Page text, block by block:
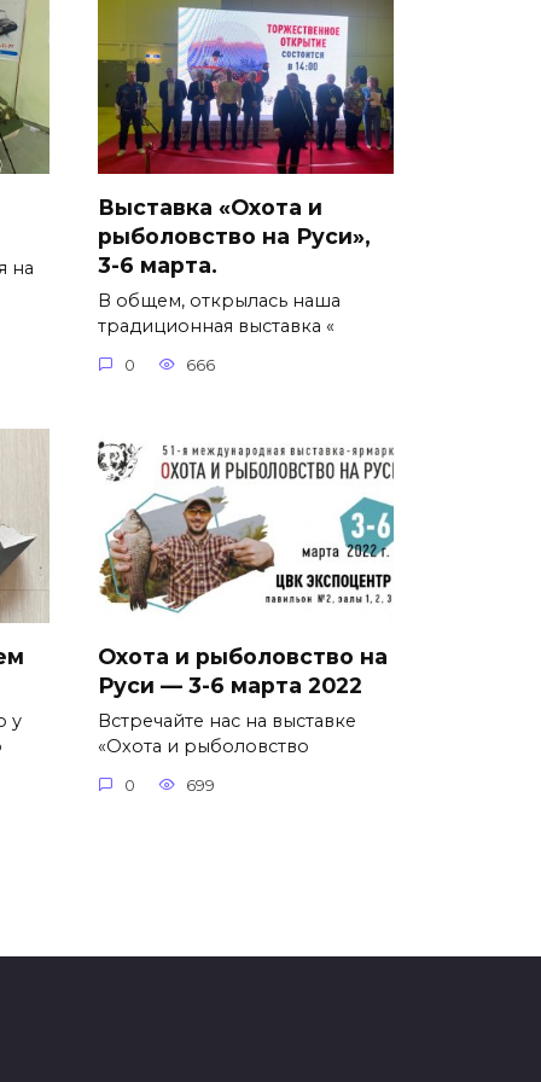
на
Выставка «Охота и
рыболовство на Руси»,
3-6 марта.
В общем, открылась наша
традиционная выставка «
0 666
у
Охота и рыболовство на
Руси — 3-6 марта 2022
Встречайте нас на выставке
«Охота и рыболовство
0 699